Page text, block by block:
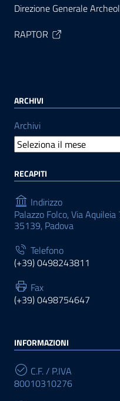
Direzione Generale
RAPTOR
ARCHIVI
Archivi
RECAPITI
Indirizzo
Palazzo Folco, Via Aquileia
35139, Padova
Telefono
(+39) 0498243811
Fax
(+39) 0498754647
INFORMAZIONI
C.F. / P.IVA
80010310276